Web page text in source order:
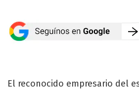
El reconocido empresario del